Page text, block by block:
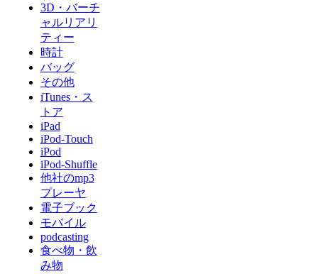
3D・バーチ
ャルリアリ
ティー
時計
バッグ
その他
iTunes・ス
トア
iPad
iPod-Touch
iPod
iPod-Shuffle
他社のmp3
プレーヤ
電子ブック
モバイル
podcasting
食べ物・飲
み物